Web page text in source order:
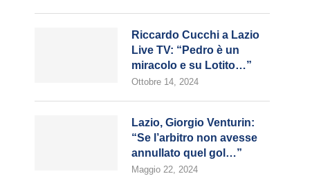
Riccardo Cucchi a Lazio
Live TV: “Pedro è un
miracolo e su Lotito…”
Ottobre 14, 2024
Lazio, Giorgio Venturin:
“Se l’arbitro non avesse
annullato quel gol…”
Maggio 22, 2024